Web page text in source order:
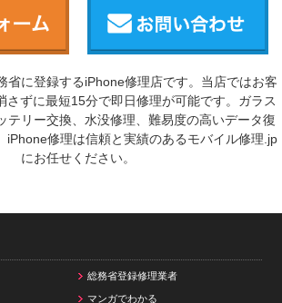
省に登録するiPhone修理店です。当店ではお客
さずに最短15分で即日修理が可能です。ガラス
テリー交換、水没修理、難易度の高いデータ復
iPhone修理は信頼と実績のあるモバイル修理.jp
にお任せください。
総務省登録修理業者
マンガでわかる